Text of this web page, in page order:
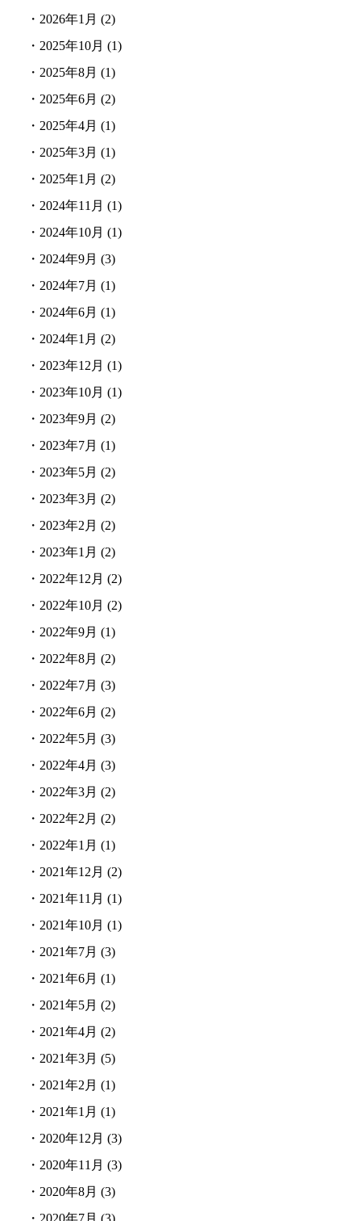
・ 2026年1月 (2)
・ 2025年10月 (1)
・ 2025年8月 (1)
・ 2025年6月 (2)
・ 2025年4月 (1)
・ 2025年3月 (1)
・ 2025年1月 (2)
・ 2024年11月 (1)
・ 2024年10月 (1)
・ 2024年9月 (3)
・ 2024年7月 (1)
・ 2024年6月 (1)
・ 2024年1月 (2)
・ 2023年12月 (1)
・ 2023年10月 (1)
・ 2023年9月 (2)
・ 2023年7月 (1)
・ 2023年5月 (2)
・ 2023年3月 (2)
・ 2023年2月 (2)
・ 2023年1月 (2)
・ 2022年12月 (2)
・ 2022年10月 (2)
・ 2022年9月 (1)
・ 2022年8月 (2)
・ 2022年7月 (3)
・ 2022年6月 (2)
・ 2022年5月 (3)
・ 2022年4月 (3)
・ 2022年3月 (2)
・ 2022年2月 (2)
・ 2022年1月 (1)
・ 2021年12月 (2)
・ 2021年11月 (1)
・ 2021年10月 (1)
・ 2021年7月 (3)
・ 2021年6月 (1)
・ 2021年5月 (2)
・ 2021年4月 (2)
・ 2021年3月 (5)
・ 2021年2月 (1)
・ 2021年1月 (1)
・ 2020年12月 (3)
・ 2020年11月 (3)
・ 2020年8月 (3)
・ 2020年7月 (3)